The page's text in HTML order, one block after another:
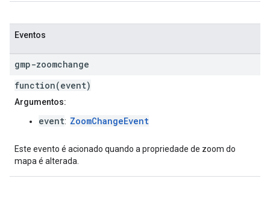
Eventos
gmp-zoomchange
function(event)
Argumentos:
event: ZoomChangeEvent
Este evento é acionado quando a propriedade de zoom do
mapa é alterada.